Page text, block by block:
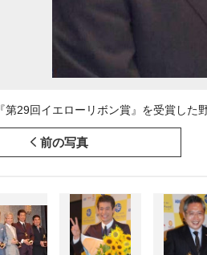
『第29回イエローリボン賞』を受賞した
前の写真